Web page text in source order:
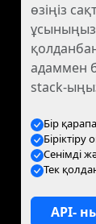
өзіңіз
ұсыныңыз
адаммен
stack-
Бір
Біріктіру
Сенімді
Тек
API-